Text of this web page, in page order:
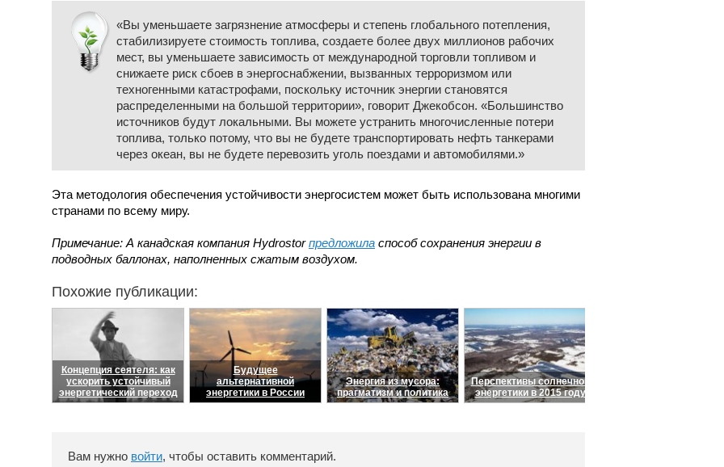
«Вы уменьшаете загрязнение атмосферы и степень глобального потепления,
стабилизируете стоимость топлива, создаете более двух миллионов рабочих
мест, вы уменьшаете зависимость от международной торговли топливом и
снижаете риск сбоев в энергоснабжении, вызванных терроризмом или
техногенными катастрофами, поскольку источник энергии становятся
распределенными на большой территории», говорит Джекобсон. «Большинство
источников будут локальными. Вы можете устранить многочисленные потери
топлива, только потому, что вы не будете транспортировать нефть танкерами
через океан, вы не будете перевозить уголь поездами и автомобилями.»
Эта методология обеспечения устойчивости энергосистем может быть использована многими
странами по всему миру.
Примечание: А канадская компания Hydrostorпредложила способ сохранения энергии в
подводных баллонах, наполненных сжатым воздухом.
Похожие публикации:
Концепция сеятеля: как
ускорить устойчивый
энергетический переход
Будущее
альтернативной
энергетики в России
Энергия из мусора:
прагматизм и политика
Перспективы солнечной
энергетики в 2015 году
Вам нужно войти, чтобы оставить комментарий.